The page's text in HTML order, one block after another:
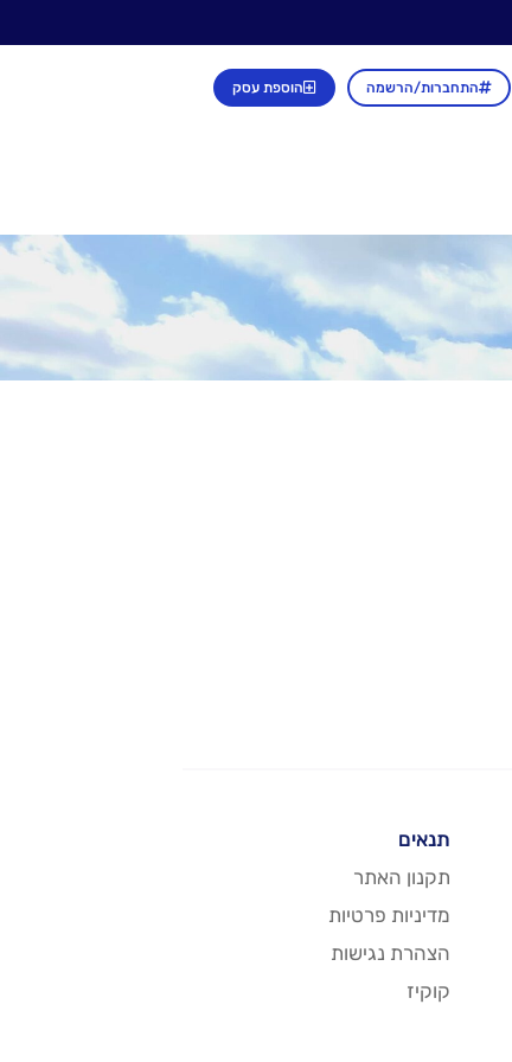
התחברות/הרשמה הוספת עסק
תנאים
תקנון האתר
מדיניות פרטיות
הצהרת נגישות
קוקיז